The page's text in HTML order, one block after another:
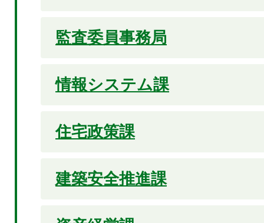
監査委員事務局
情報システム課
住宅政策課
建築安全推進課